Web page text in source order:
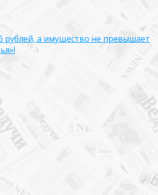
рублей, а имущество не превышает